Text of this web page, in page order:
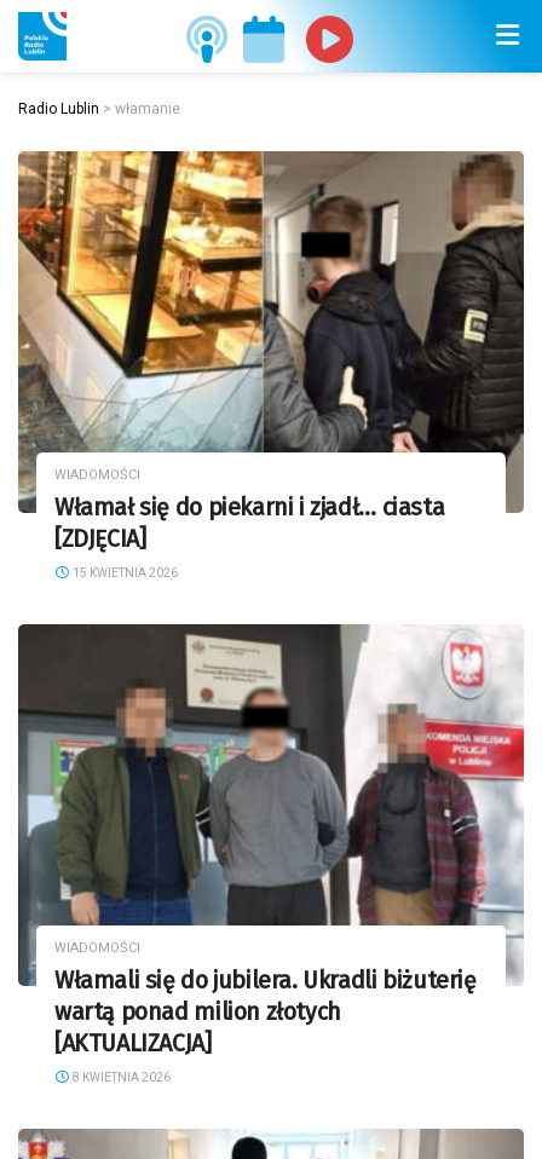
Radio Lublin > włamanie
WIADOMOŚCI
Włamał się do piekarni i zjadł… ciasta
[ZDJĘCIA]
15 KWIETNIA 2026
WIADOMOŚCI
Włamali się do jubilera. Ukradli biżuterię
wartą ponad milion złotych
[AKTUALIZACJA]
8 KWIETNIA 2026